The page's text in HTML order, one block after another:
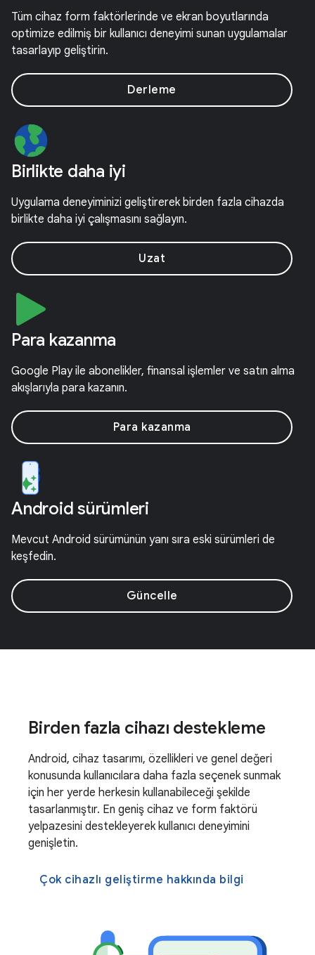
Tüm cihaz form faktörlerinde ve ekran boyutlarında
optimize edilmiş bir kullanıcı deneyimi sunan uygulamalar
tasarlayıp geliştirin.
Derleme
Birlikte daha iyi
Uygulama deneyiminizi geliştirerek birden fazla cihazda
birlikte daha iyi çalışmasını sağlayın.
Uzat
Para kazanma
Google Play ile abonelikler, finansal işlemler ve satın alma
akışlarıyla para kazanın.
Para kazanma
Android sürümleri
Mevcut Android sürümünün yanı sıra eski sürümleri de
keşfedin.
Güncelle
Birden fazla cihazı destekleme
Android, cihaz tasarımı, özellikleri ve genel değeri
konusunda kullanıcılara daha fazla seçenek sunmak
için her yerde herkesin kullanabileceği şekilde
tasarlanmıştır. En geniş cihaz ve form faktörü
yelpazesini destekleyerek kullanıcı deneyimini
genişletin.
Çok cihazlı geliştirme hakkında bilgi